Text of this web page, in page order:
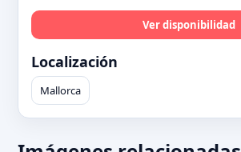
Ver disponibilidad
Localización
Mallorca